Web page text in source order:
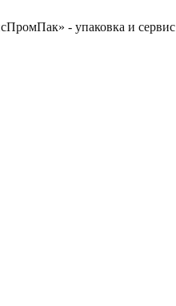
- упаковка и сервис